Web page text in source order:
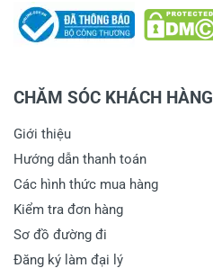
CHĂM SÓC KHÁCH HÀNG
Giới thiệu
Hướng dẫn thanh toán
Các hình thức mua hàng
Kiểm tra đơn hàng
Sơ đồ đường đi
Đăng ký làm đại lý